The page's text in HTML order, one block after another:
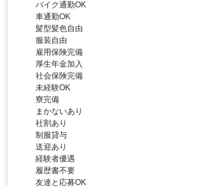
バイク通勤OK
車通勤OK
髪型髪色自由
服装自由
雇用保険完備
厚生年金加入
社会保険完備
未経験OK
寮完備
まかないあり
社割あり
制服貸与
送迎あり
経験者優遇
履歴書不要
友達と応募OK